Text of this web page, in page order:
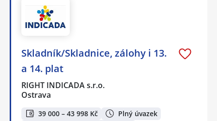
Skladník/Skladnice, zálohy i 13.
a 14. plat
RIGHT INDICADA s.r.o.
Ostrava
39 000 – 43 998 Kč
Plný úvazek